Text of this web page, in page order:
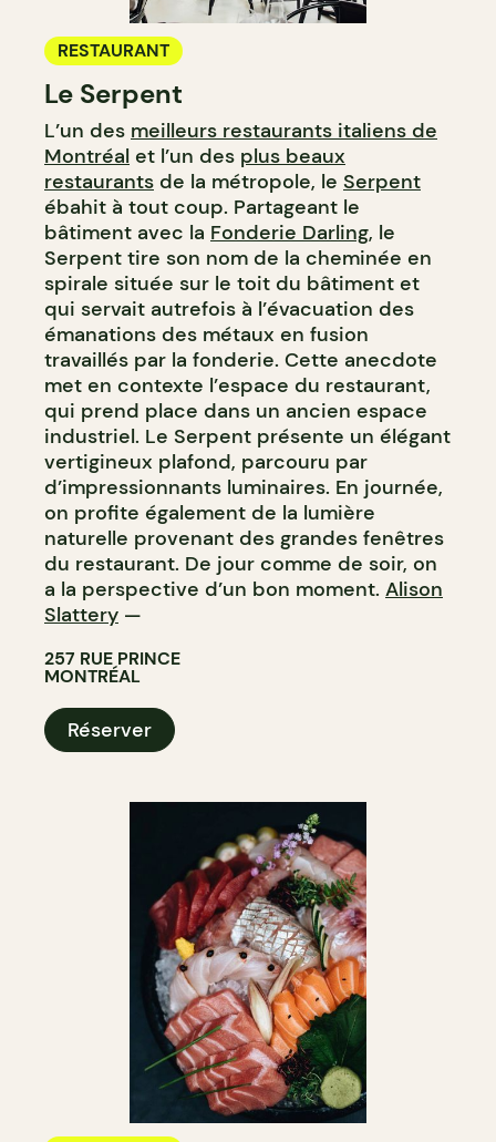
RESTAURANT
Le Serpent
L’un des meilleurs restaurants italiens de
Montréal et l’un des plus beaux
restaurants de la métropole, le Serpent
ébahit à tout coup. Partageant le
bâtiment avec la Fonderie Darling, le
Serpent tire son nom de la cheminée en
spirale située sur le toit du bâtiment et
qui servait autrefois à l’évacuation des
émanations des métaux en fusion
travaillés par la fonderie. Cette anecdote
met en contexte l’espace du restaurant,
qui prend place dans un ancien espace
industriel. Le Serpent présente un élégant
vertigineux plafond, parcouru par
d’impressionnants luminaires. En journée,
on profite également de la lumière
naturelle provenant des grandes fenêtres
du restaurant. De jour comme de soir, on
a la perspective d’un bon moment. Alison
Slattery —
257 RUE PRINCE
MONTRÉAL
Réserver